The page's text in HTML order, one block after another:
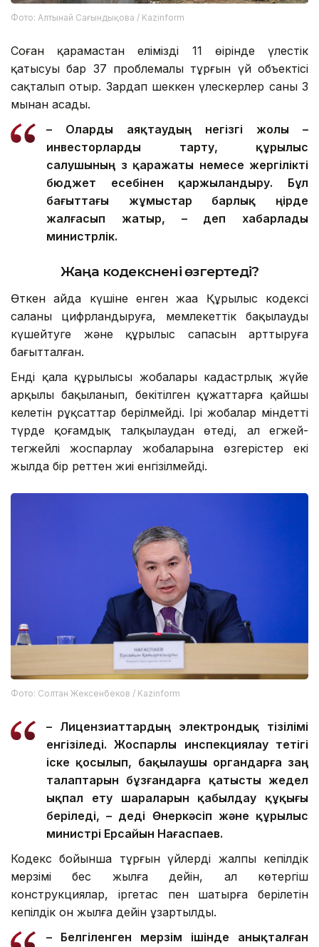
Фото: Алтынай Сағындықова / Kazinform
Соған қарамастан еліміздің 11 өңірінде үлестік
қатысуы бар 37 проблемалы тұрғын үй объектісі
сақталып отыр. Зардап шеккен үлескерлер саны 3
мыңнан асады.
– Оларды аяқтаудың негізгі жолы –
инвесторларды тарту, құрылыс
салушының өз қаражаты немесе жергілікті
бюджет есебінен қаржыландыру. Бұл
бағыттағы жұмыстар барлық өңірде
жалғасып жатыр, – деп хабарлады
министрлік.
Жаңа кодекснені өзгертеді?
Өткен айда күшіне енген жаңа Құрылыс кодексі
саланы цифрландыруға, мемлекеттік бақылауды
күшейтуге және құрылыс сапасын арттыруға
бағытталған.
Енді қала құрылысы жобалары кадастрлық жүйе
арқылы бақыланып, бекітілген құжаттарға қайшы
келетін рұқсаттар берілмейді. Ірі жобалар міндетті
түрде қоғамдық талқылаудан өтеді, ал егжей-
тегжейлі жоспарлау жобаларына өзгерістер екі
жылда бір реттен жиі енгізілмейді.
Фото: Солтан Жексенбеков / Kazinform
– Лицензиаттардың электрондық тізілімі
енгізіледі. Жоспарлы инспекциялау тетігі
іске қосылып, бақылаушы органдарға заң
талаптарын бұзғандарға қатысты жедел
ықпал ету шараларын қабылдау құқығы
беріледі, – деді Өнеркәсіп және құрылыс
министрі Ерсайын Нағаспаев.
Кодекс бойынша тұрғын үйлердің жалпы кепілдік
мерзімі бес жылға дейін, ал көтергіш
конструкциялар, іргетас пен шатырға берілетін
кепілдік он жылға дейін ұзартылды.
– Белгіленген мерзім ішінде анықталған